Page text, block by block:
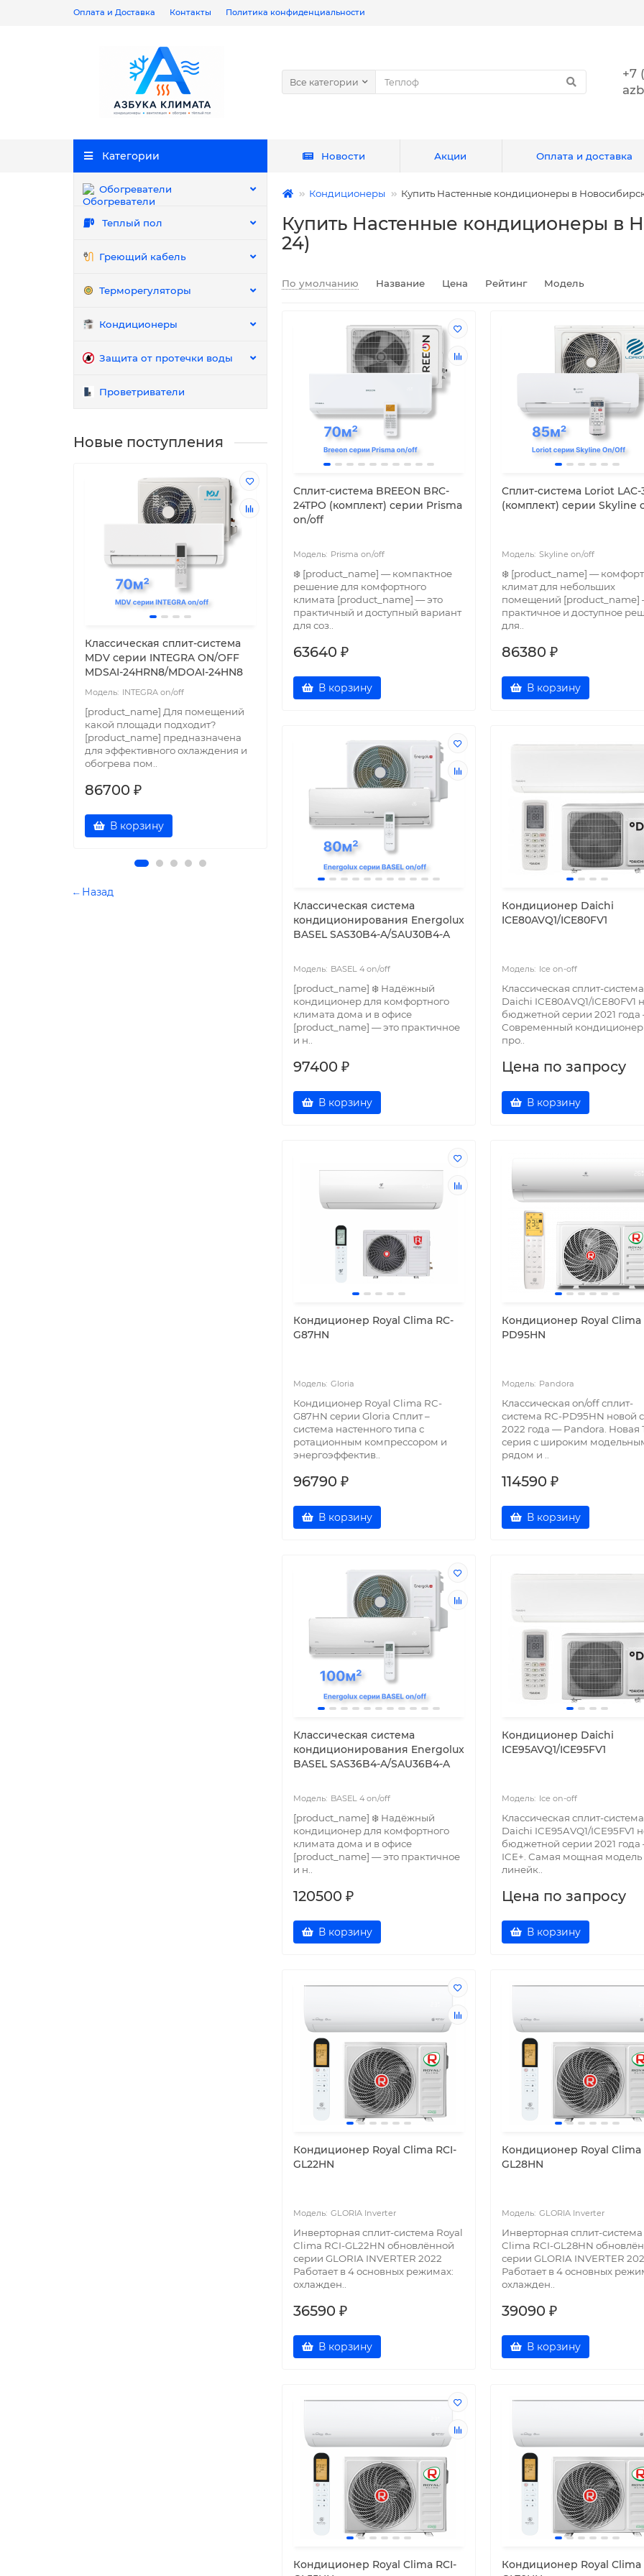
Оплата и Доставка Контакты Политика конфиденциальности
Все категории
+7
Категории
Обогреватели
Теплый пол
Греющий кабель
Терморегуляторы
Кондиционеры
Защита от протечки воды
Проветриватели
Новости Акции Оплата и доставка
Кондиционеры Купить Настенные кондиционеры в
Новые поступления
Классическая сплит-система
MDV серии INTEGRA ON/OFF
MDSAI-24HRN8/MDOAI-24HN8
INTEGRA on/off
[product_name] Для помещений
какой площади подходит?
[product_name] предназначена
для эффективного охлаждения и
обогрева пом..
86700 ₽
В корзину
MDV серии INTEGRA ON/OFF
INTEGRA on/off
для эффективного охлаждения и
обогрева пом..
64400 ₽
В корзину
MDV серии INTEGRA ON/
INTEGRA on/off
43300 ₽
В корзину
← Назад
Купить Настенные кондиционеры в
24)
По умолчанию Название Цена Рейтинг Модель
Сплит-система BREEON BRC-
24TPO (комплект) серии Prisma
on/off
Prisma on/off
❄️ [product_name] — компактное
решение для комфортного
климата [product_name] — это
практичный и доступный вариант
для соз..
63640 ₽
В корзину
Cплит-система Loriot LAC-
(комплект) серии Skyline
Skyline on/off
❄️ [product_name] —
климат для небольших
помещений [product_name]
практичное и доступное
для..
86380 ₽
В корзину
Классическая система
кондиционирования Energolux
BASEL SAS30B4-A/SAU30B4-A
BASEL 4 on/off
[product_name] ❄️ Надёжный
кондиционер для комфортного
климата дома и в офисе
[product_name] — это практичное
и н..
97400 ₽
В корзину
Кондиционер Daichi
ICE80AVQ1/ICE80FV1
Ice on-off
Классическая сплит-система
Daichi ICE80AVQ1/ICE80FV1
бюджетной серии 2021 года
Современный кондиционер
про..
Цена по запросу
В корзину
Кондиционер Royal Clima RC-
G87HN
Gloria
Кондиционер Royal Clima RC-
G87HN серии Gloria Сплит –
система настенного типа с
ротационным компрессором и
энергоэффектив..
96790 ₽
В корзину
Кондиционер Royal Clima
PD95HN
Pandora
Классическая on/off сплит-
система RC-PD95HN новой
2022 года — Pandora.
серия с широким
рядом и ..
114590 ₽
В корзину
Классическая система
кондиционирования Energolux
BASEL SAS36B4-A/SAU36B4-A
BASEL 4 on/off
[product_name] ❄️ Надёжный
кондиционер для комфортного
климата дома и в офисе
[product_name] — это практичное
и н..
120500 ₽
В корзину
Кондиционер Daichi
ICE95AVQ1/ICE95FV1
Ice on-off
Классическая сплит-система
Daichi ICE95AVQ1/ICE95FV1
бюджетной серии 2021
ICE+. Самая мощная модель
линейк..
Цена по запросу
В корзину
Кондиционер Royal Clima RCI-
GL22HN
GLORIA Inverter
Инверторная сплит-система Royal
Clima RCI-GL22HN обновлённой
серии GLORIA INVERTER 2022
Работает в 4 основных режимах:
охлажден..
36590 ₽
В корзину
Кондиционер Royal Clima
GL28HN
GLORIA Inverter
Инверторная сплит-система
Clima RCI-GL28HN
серии GLORIA INVERTER
Работает в 4 основных
охлажден..
39090 ₽
В корзину
Кондиционер Royal Clima RCI-
Кондиционер Royal Clima